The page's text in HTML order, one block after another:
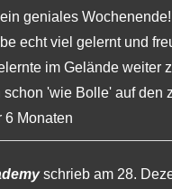
geniales
echt viel gelernt und
im Gelände weiter
schon 'wie Bolle' auf den
6 Monaten
schrieb am 28.